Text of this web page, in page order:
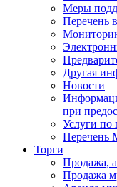
Меры
Перечень
Другая
Новости
при
Услуги по
Перечень
Торги
Продажа,
Продажа